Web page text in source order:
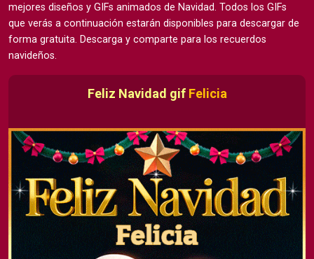
mejores diseños y GIFs animados de Navidad. Todos los GIFs
que verás a continuación estarán disponibles para descargar de
forma gratuita. Descarga y comparte para los recuerdos
navideños.
Feliz Navidad gif Felicia